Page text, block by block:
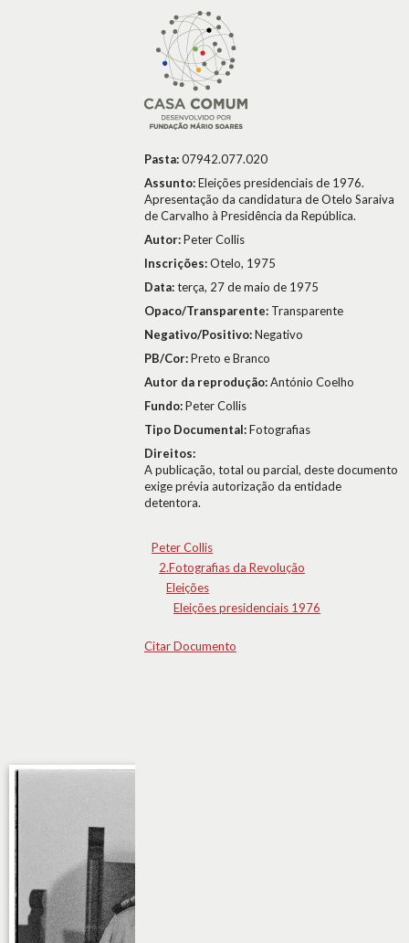
Pasta:07942.077.020
Assunto:Eleições presidenciais de 1976.
Apresentação da candidatura de Otelo Saraiva
de Carvalho à Presidência da República.
Autor:Peter Collis
Inscrições:Otelo, 1975
Data:terça, 27 de maio de 1975
Opaco/Transparente: Transparente
Negativo/Positivo:Negativo
PB/Cor:Preto e Branco
Autor da reprodução:António Coelho
Fundo:Peter Collis
Tipo Documental:Fotografias
Direitos:
A publicação, total ou parcial, deste documento
exige prévia autorização da entidade
detentora.
Peter Collis
2.Fotografias da Revolução
Eleições
Eleições presidenciais 1976
Citar Documento